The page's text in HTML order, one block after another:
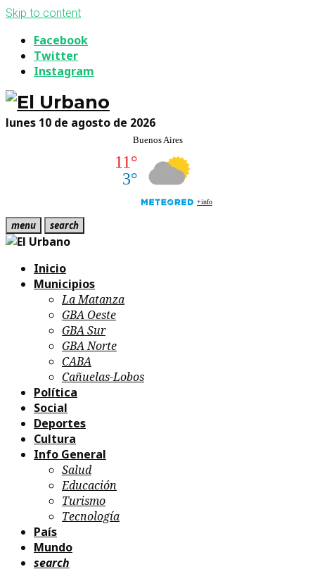
Skip to content
Facebook
Twitter
Instagram
lunes 10 de agosto de 2026
menu search
Inicio
Municipios
La Matanza
GBA Oeste
GBA Sur
GBA Norte
CABA
Cañuelas-Lobos
Política
Social
Deportes
Cultura
Info General
Salud
Educación
Turismo
Tecnología
País
Mundo
search